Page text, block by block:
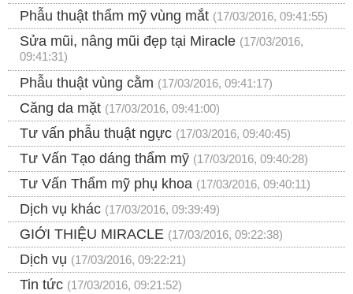
Phẫu thuật thẩm mỹ vùng mắt (17/03/2016, 09:41:55)
Sửa mũi, nâng mũi đẹp tại Miracle (17/03/2016,
09:41:31)
Phẫu thuật vùng cằm (17/03/2016, 09:41:17)
Căng da mặt (17/03/2016, 09:41:00)
Tư vấn phẫu thuật ngực (17/03/2016, 09:40:45)
Tư Vấn Tạo dáng thẩm mỹ (17/03/2016, 09:40:28)
Tư Vấn Thẩm mỹ phụ khoa (17/03/2016, 09:40:11)
Dịch vụ khác (17/03/2016, 09:39:49)
GIỚI THIỆU MIRACLE (17/03/2016, 09:22:38)
Dịch vụ (17/03/2016, 09:22:21)
Tin tức (17/03/2016, 09:21:52)